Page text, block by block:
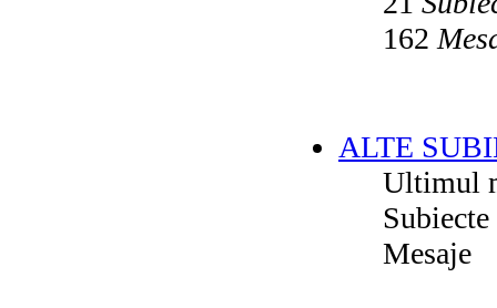
162
ALTE
Ultimul
Subiecte
Mesaje